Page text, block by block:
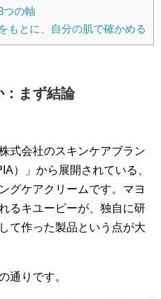
つの軸
もとに、自分の肌で確かめる
：まず結論
式会社のスキンケアブラン
）」から展開されている、
グケアクリームです。マヨ
るキユーピーが、独自に研
て作った製品という点が大
通りです。